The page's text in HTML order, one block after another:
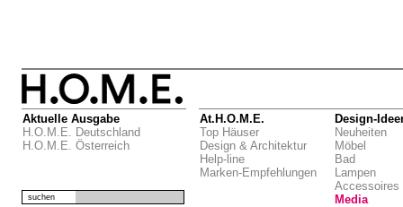
Aktuelle Ausgabe
H.O.M.E. Deutschland
H.O.M.E. Österreich
At.H.O.M.E.
Top Häuser
Design & Architektur
Help-line
Marken-Empfehlungen
Design-
Neuheiten
Möbel
Bad
Lampen
Accessoires
Media
suchen